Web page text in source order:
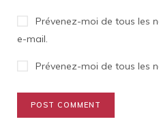
Prévenez-moi de tous les
e-mail.
Prévenez-moi de tous les